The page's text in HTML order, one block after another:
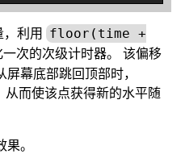
，利用 floor(time +
次的次级计时器。 该偏移
幕底部跳回顶部时，
从而使该点获得新的水平随
。